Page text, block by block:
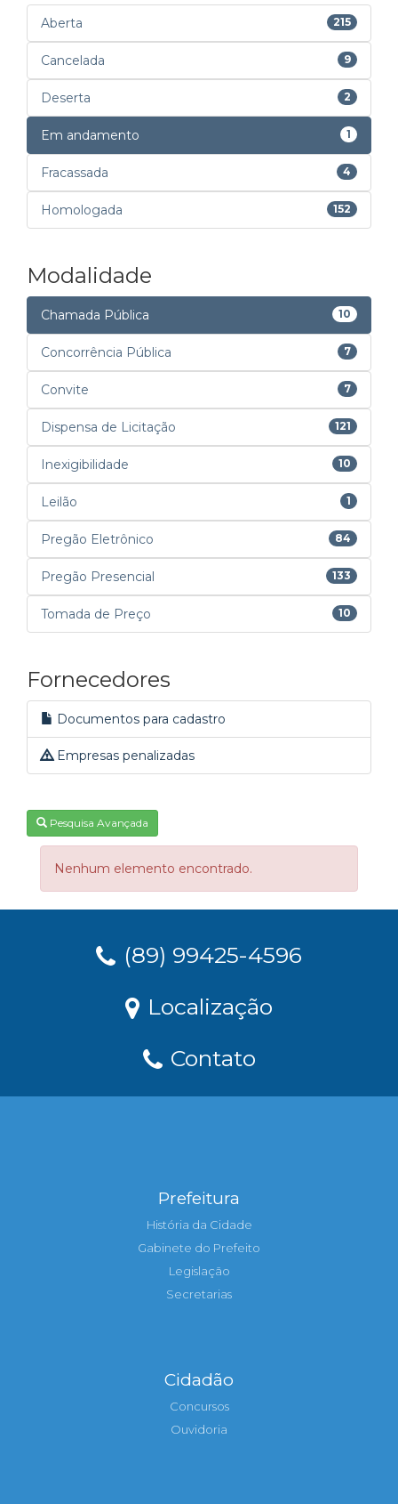
Aberta 215
Cancelada 9
Deserta 2
Em andamento 1
Fracassada 4
Homologada 152
Modalidade
Chamada Pública 10
Concorrência Pública 7
Convite 7
Dispensa de Licitação 121
Inexigibilidade 10
Leilão 1
Pregão Eletrônico 84
Pregão Presencial 133
Tomada de Preço 10
Fornecedores
Documentos para cadastro
Empresas penalizadas
Pesquisa Avançada
Nenhum elemento encontrado.
(89) 99425-4596
Localização
Contato
Prefeitura
História da Cidade
Gabinete do Prefeito
Legislação
Secretarias
Cidadão
Concursos
Ouvidoria